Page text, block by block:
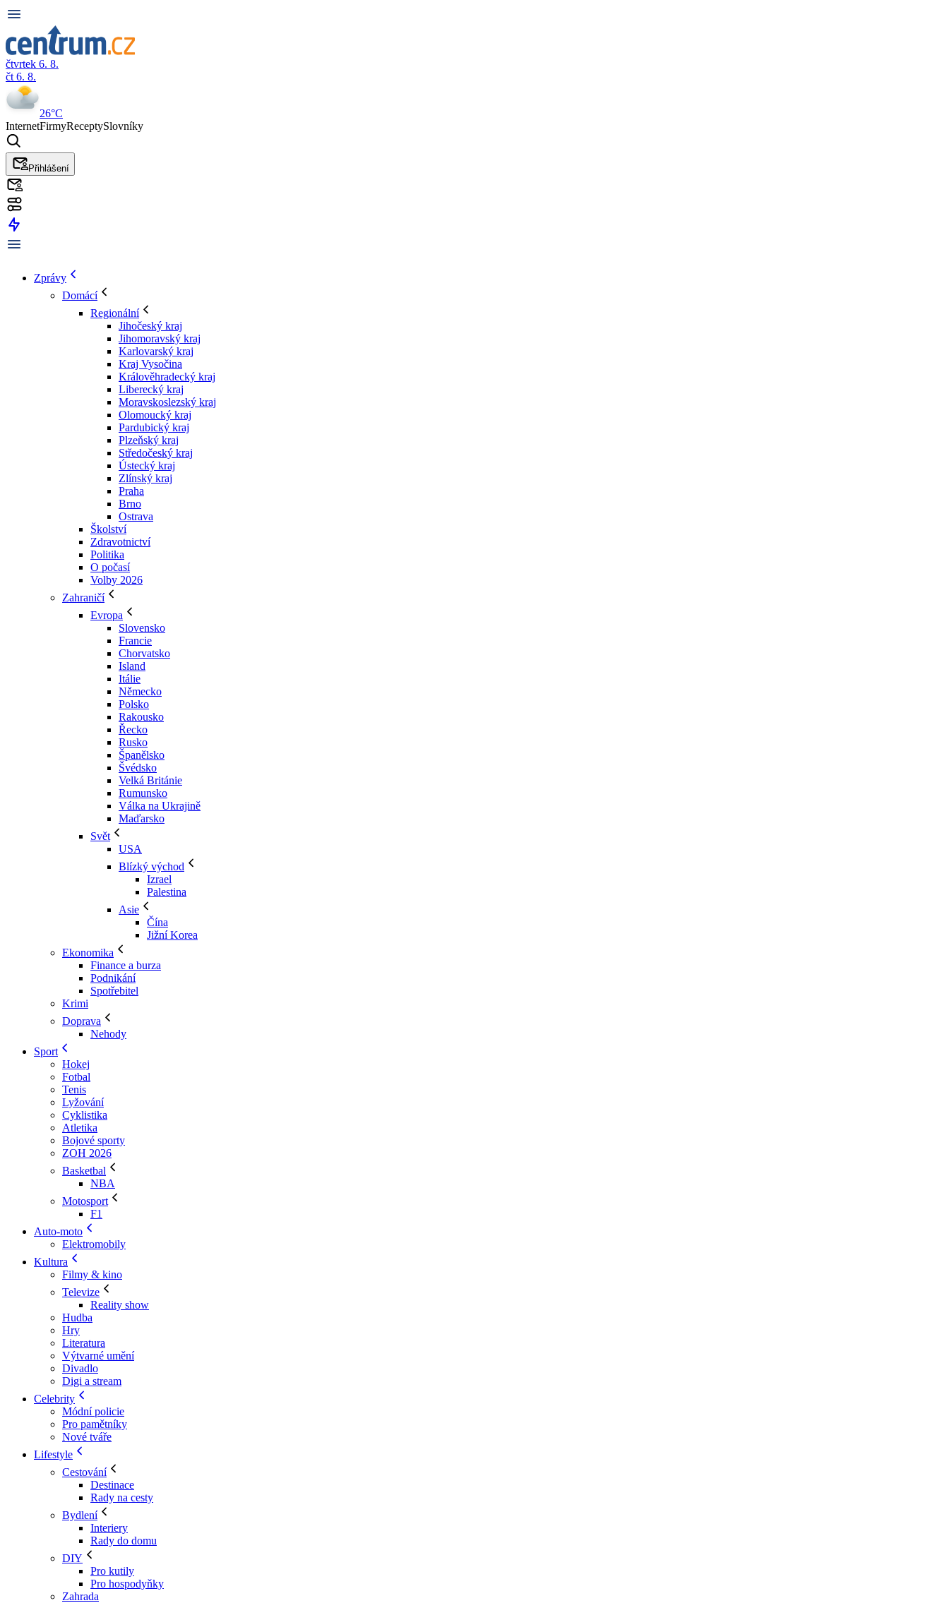
čtvrtek 6. 8.
čt 6. 8.
26°C
InternetFirmyReceptySlovníky
Přihlášení
Zprávy
Domácí
Regionální
Jihočeský kraj
Jihomoravský kraj
Karlovarský kraj
Kraj Vysočina
Králověhradecký kraj
Liberecký kraj
Moravskoslezský kraj
Olomoucký kraj
Pardubický kraj
Plzeňský kraj
Středočeský kraj
Ústecký kraj
Zlínský kraj
Praha
Brno
Ostrava
Školství
Zdravotnictví
Politika
O počasí
Volby 2026
Zahraničí
Evropa
Slovensko
Francie
Chorvatsko
Island
Itálie
Německo
Polsko
Rakousko
Řecko
Rusko
Španělsko
Švédsko
Velká Británie
Rumunsko
Válka na Ukrajině
Maďarsko
Svět
USA
Blízký východ
Izrael
Palestina
Asie
Čína
Jižní Korea
Ekonomika
Finance a burza
Podnikání
Spotřebitel
Krimi
Doprava
Nehody
Sport
Hokej
Fotbal
Tenis
Lyžování
Cyklistika
Atletika
Bojové sporty
ZOH 2026
Basketbal
NBA
Motosport
F1
Auto-moto
Elektromobily
Kultura
Filmy & kino
Televize
Reality show
Hudba
Hry
Literatura
Výtvarné umění
Divadlo
Digi a stream
Celebrity
Módní policie
Pro pamětníky
Nové tváře
Lifestyle
Cestování
Destinace
Rady na cesty
Bydlení
Interiery
Rady do domu
DIY
Pro kutily
Pro hospodyňky
Zahrada